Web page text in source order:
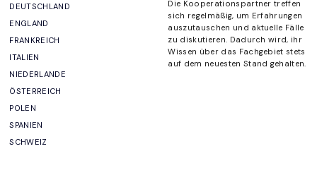
DEUTSCHLAND
ENGLAND
FRANKREICH
ITALIEN
NIEDERLANDE
ÖSTERREICH
POLEN
SPANIEN
SCHWEIZ
Die Kooperationspartnertreffen
sich regelmäßig, um Erfahrungen
auszutauschen und aktuelle Fälle
zu diskutieren. Dadurch wird, ihr
Wissen über das Fachgebiet stets
auf dem neuesten Stand gehalten